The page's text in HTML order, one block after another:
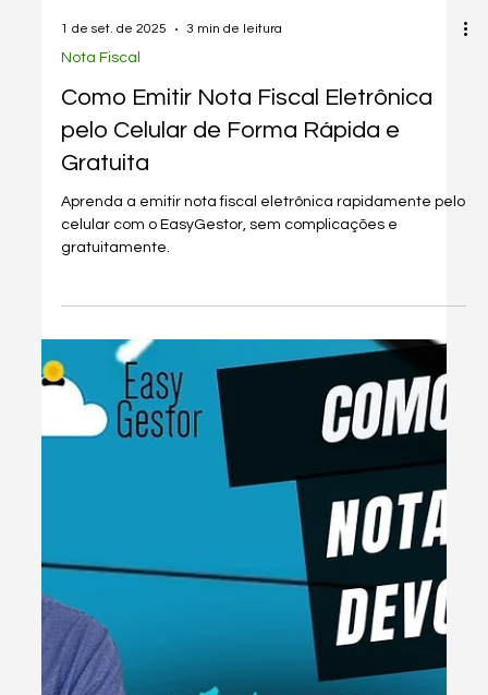
com este tutorial completo, incluindo material extra do
SEBRAE.